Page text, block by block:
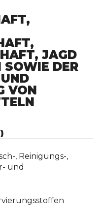
JAGD
SOWIE DER
VON
, Reinigungs-,
und